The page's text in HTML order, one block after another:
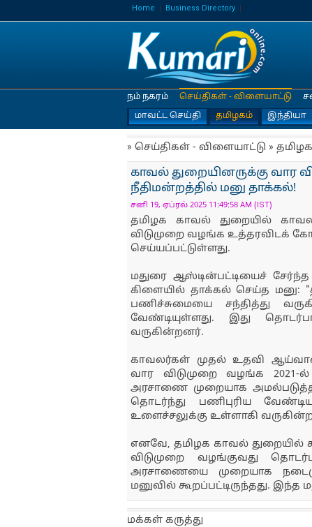
Home Business Directory
நம் நகரம்
செய்திகள் - விளையாட்டு
மாவட்ட செய்தி
தமிழகம் இந்தியா
» செய்திகள் - விளையாட்டு »
காவல் துறையினருக்கு வார
நீதிமன்றத்தில் மனு தாக்கல்!
சனி 19, ஏப்ரல் 2025 11:49:58 AM (IST)
தமிழக காவல் துறையில்
விடுமுறை வழங்க உத்தரவிடக்
செய்யப்பட்டுள்ளது.
மதுரை ஆஸ்டின்பட்டியைச்
கிளையில் தாக்கல் செய்த மனு:
பணிச்சுமையை சந்தித்து
வேண்டியுள்ளது. இது
வருகின்றனர்.
காவலர்கள் முதல் உதவி
வார விடுமுறை வழங்க
அரசாணை முறையாக
தொடர்ந்து பணிபுரிய
உளைச்சலுக்கு உள்ளாகி
எனவே, தமிழக காவல்
விடுமுறை வழங்குவது
அரசாணையை முறையாக
மனுவில் கூறப்பட்டிருந்தது.
மக்கள் கருத்து